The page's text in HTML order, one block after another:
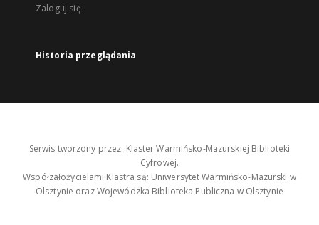
Zaloguj się
Historia przeglądania
Serwis tworzony przez: Klaster Warmińsko-Mazurskiej Biblioteki
Cyfrowej.
Współzałożycielami Klastra są: Uniwersytet Warmińsko-Mazurski w
Olsztynie oraz Wojewódzka Biblioteka Publiczna w Olsztynie